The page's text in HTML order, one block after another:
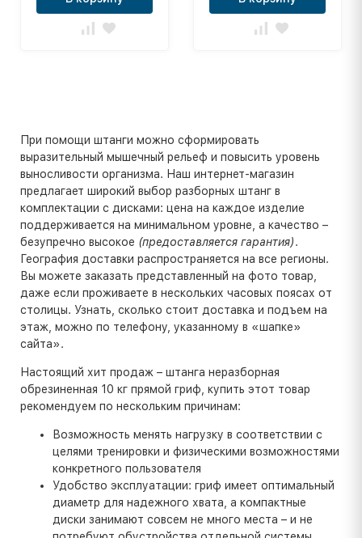
При помощи штанги можно сформировать
выразительный мышечный рельеф и повысить уровень
выносливости организма. Наш интернет-магазин
предлагает широкий выбор разборных штанг в
комплектации с дисками: цена на каждое изделие
поддерживается на минимальном уровне, а качество –
безупречно высокое (предоставляется гарантия).
География доставки распространяется на все регионы.
Вы можете заказать представленный на фото товар,
даже если проживаете в нескольких часовых поясах от
столицы. Узнать, сколько стоит доставка и подъем на
этаж, можно по телефону, указанному в «шапке»
сайта».
Настоящий хит продаж – штанга неразборная
обрезиненная 10 кг прямой гриф, купить этот товар
рекомендуем по нескольким причинам:
Возможность менять нагрузку в соответствии с
целями тренировки и физическими возможностями
конкретного пользователя
Удобство эксплуатации: гриф имеет оптимальный
диаметр для надежного хвата, а компактные
диски занимают совсем не много места – и не